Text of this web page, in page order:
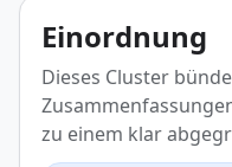
Einordnung
Dieses Cluster
zu einem klar